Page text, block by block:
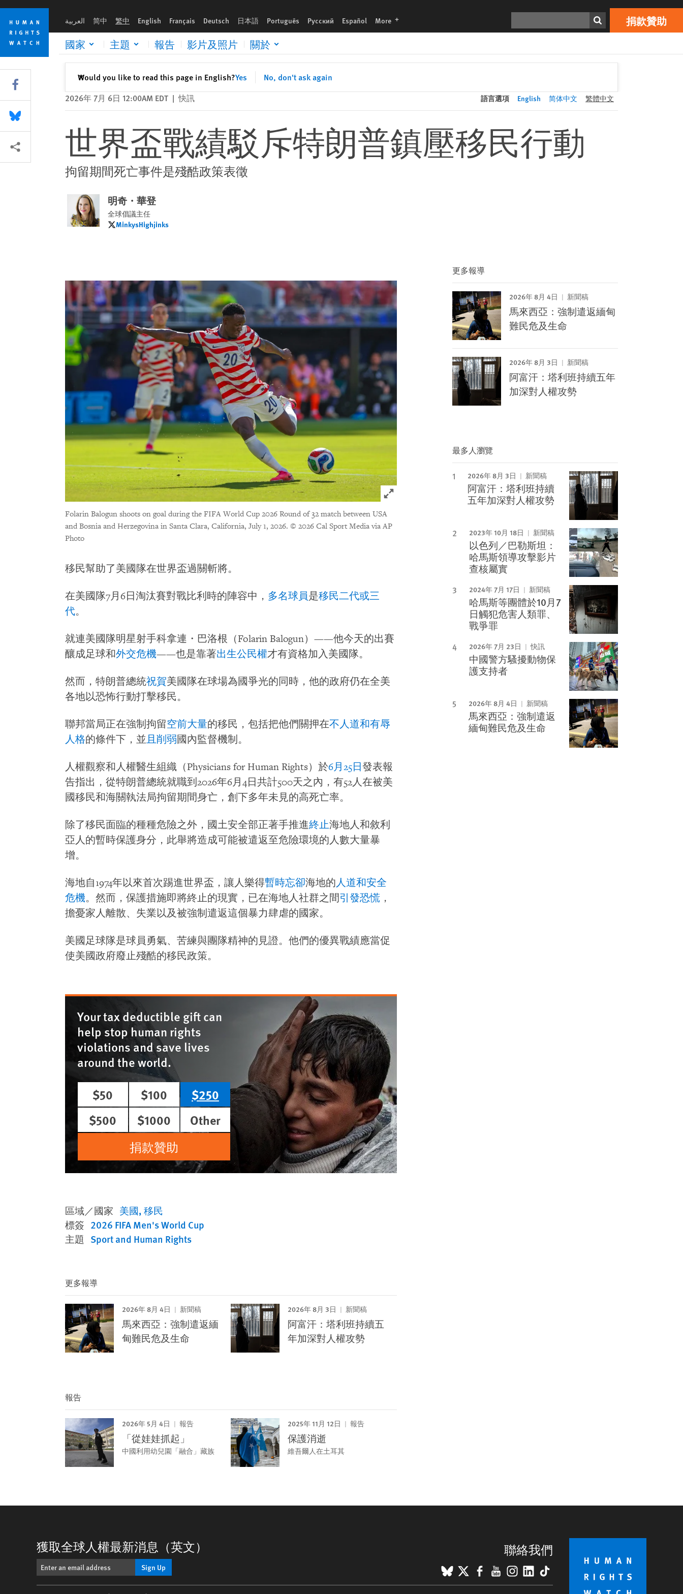
Skip
cookie
privacy
notice
Skip
main
content
العربية 简中 繁中 English Français Deutsch 日本語 Português Русский Español More languages 捐款贊助
國家 主題 報告 影片及照片 關於
Would you like to read this page in English?Yes No, don't ask again
✕關閉
Print 捐款贊助
2026年 7月 6日 12:00AM EDT | 快訊 語言選項 English 简体中文 繁體中文
世界盃戰績駁斥特朗普鎮壓移民行動
拘留期間死亡事件是殘酷政策表徵
明奇・華登
全球倡議主任
MinkysHighjinks
MinkysHighjinks
Click to expand Image
Folarin Balogun shoots on goal during the FIFA World Cup 2026 Round of 32 match between USA
and Bosnia and Herzegovina in Santa Clara, California, July 1, 2026. © 2026 Cal Sport Media via AP
Photo
移民幫助了美國隊在世界盃過關斬將。
在美國隊7月6日淘汰賽對戰比利時的陣容中， 多名球員是移民二代或三
代。
就連美國隊明星射手科拿連・巴洛根（Folarin Balogun）——他今天的出賽
釀成足球和外交危機——也是靠著出生公民權才有資格加入美國隊。
然而，特朗普總統祝賀美國隊在球場為國爭光的同時，他的政府仍在全美
各地以恐怖行動打擊移民。
聯邦當局正在強制拘留空前大量的移民，包括把他們關押在不人道和有辱
人格的條件下，並且削弱國內監督機制。
人權觀察和人權醫生組織（Physicians for Human Rights）於6月25日 發表報
告指出，從特朗普總統就職到2026年6月4日共計500天之內，有52人在被美
國移民和海關執法局拘留期間身亡，創下多年未見的高死亡率。
除了移民面臨的種種危險之外，國土安全部正著手推進終止海地人和敘利
亞人的暫時保護身分，此舉將造成可能被遣返至危險環境的人數大量暴
增。
海地自1974年以來首次踢進世界盃，讓人樂得暫時忘卻海地的人道和安全
危機。然而，保護措施即將終止的現實，已在海地人社群之間引發恐慌 ，
擔憂家人離散、失業以及被強制遣返這個暴力肆虐的國家。
美國足球隊是球員勇氣、苦練與團隊精神的見證。他們的優異戰績應當促
使美國政府廢止殘酷的移民政策。
Your tax deductible gift can
help stop human rights
violations and save lives
around the world.
$50
$100
$250
$500
$1000
Other
捐款贊助
區域／國家 美國 移民
標簽 2026 FIFA Men's World Cup
主題 Sport and Human Rights
更多報導
2026年 8月 4日 新聞稿
馬來西亞：強制遣返緬
甸難民危及生命
2026年 8月 3日 新聞稿
阿富汗：塔利班持續五
年加深對人權攻勢
報告
2026年 5月 4日 報告
「從娃娃抓起」
中國利用幼兒園「融合」藏族
2025年 11月 12日 報告
保護消逝
維吾爾人在土耳其
更多報導
2026年 8月 4日 新聞稿
馬來西亞：強制遣返緬甸
難民危及生命
2026年 8月 3日 新聞稿
阿富汗：塔利班持續五年
加深對人權攻勢
最多人瀏覽
2026年 8月 3日 新聞稿
阿富汗：塔利班持續
五年加深對人權攻勢
2023年 10月 18日 新聞稿
以色列／巴勒斯坦：
哈馬斯領導攻擊影片
查核屬實
2024年 7月 17日 新聞稿
哈馬斯等團體於10月7
日觸犯危害人類罪、
戰爭罪
2026年 7月 23日 快訊
中國警方騷擾動物保
護支持者
2026年 8月 4日 新聞稿
馬來西亞：強制遣返
緬甸難民危及生命
Share this via Facebook
Share this via Bluesky
More sharing options
獲取全球人權最新消息（英文）
Sign Up
聯絡我們
BlueSky
X Facebook
YouTube
Instagram
LinkedIn
TikTok